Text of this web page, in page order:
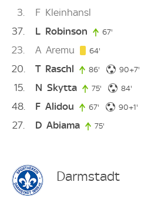
3
F Kleinhansl
37
L Robinson 67'
23 A Aremu 64'
20 T Raschl 86' 86. minute
90+7'
15 N Skytta 75' 75. minute
84'
48 F Alidou 67' 67. minute
90+1'
27 D Abiama 75'
Darmstadt